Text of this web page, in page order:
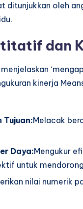
ditunjukkan oleh
dan
kinerja
Tujuan:Melacak
Daya:Mengukur
untuk
nilai numerik